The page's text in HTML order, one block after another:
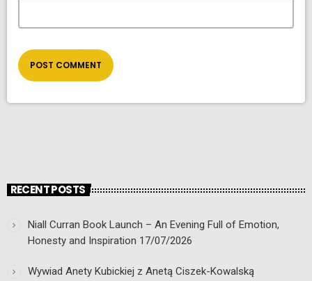
RECENT POSTS
Niall Curran Book Launch – An Evening Full of Emotion,
Honesty and Inspiration 17/07/2026
Wywiad Anety Kubickiej z Anetą Ciszek-Kowalską